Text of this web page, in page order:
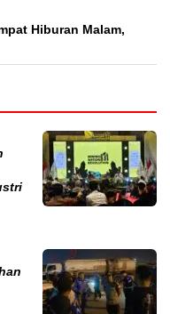
Hiburan Malam,